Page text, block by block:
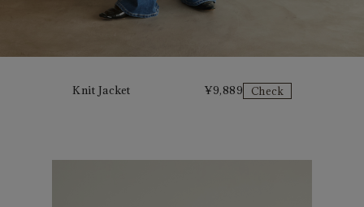
Knit Jacket ¥9,889 Check